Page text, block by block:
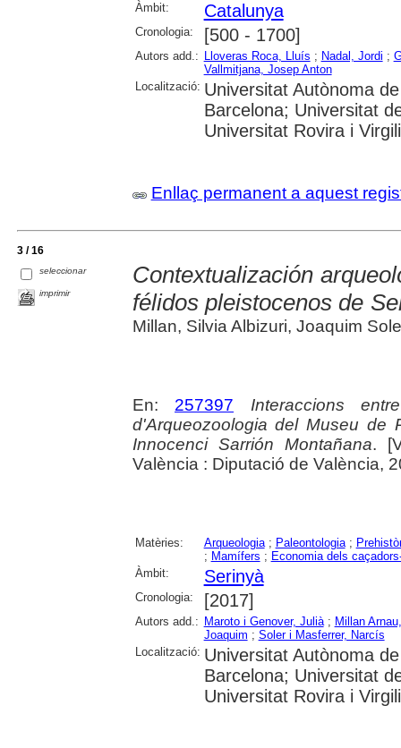
Àmbit:
Catalunya
Cronologia: [500 - 1700]
Autors add.: Lloveras Roca, Lluís ; Nadal, Jordi ;
Vallmitjana, Josep Anton
Localització: Universitat Autònoma
Barcelona; Universitat
Universitat Rovira i
Enllaç permanent a aquest
3 / 16
seleccionar
imprimir
Contextualización
félidos pleistocenos de
Millan, Silvia Albizuri, Joaquim
En: 257397
Interaccions
d'Arqueozoologia del Museu de
Innocenci Sarrión Montañana.
València : Diputació de València,
Matèries: Arqueologia; Paleontologia;
; Mamífers ; Economia dels
Àmbit:
Serinyà
Cronologia: [2017]
Autors add.: Maroto i Genover, Julià; Millan
Joaquim ; Soler i Masferrer, Narcís
Localització: Universitat Autònoma
Barcelona; Universitat
Universitat Rovira i